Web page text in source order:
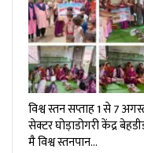
विश्व स्तन सप्ताह 1 से 7
सेक्टर घोड़ाडोगरी केंद्र
मै विश्व स्तनपान…